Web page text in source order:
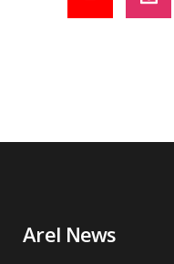
Arel News